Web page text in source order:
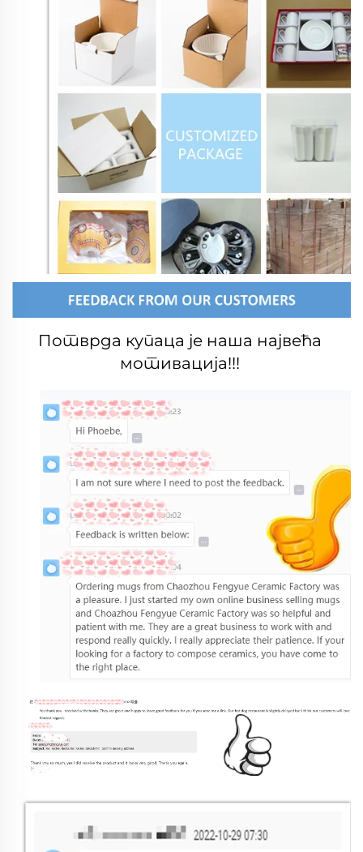
Потврда купаца је наша највећа
мотивација!!!